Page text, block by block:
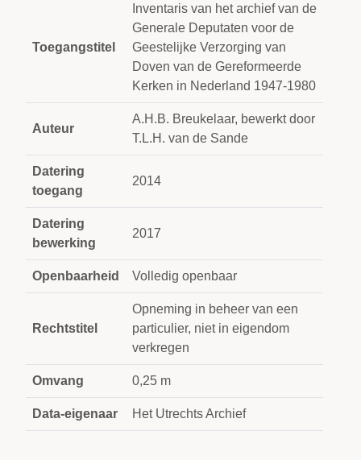
Toegangstitel
Inventaris van het archief van de
Generale Deputaten voor de
Geestelijke Verzorging van
Doven van de Gereformeerde
Kerken in Nederland 1947-1980
Auteur
A.H.B. Breukelaar, bewerkt door
T.L.H. van de Sande
Datering
toegang
2014
Datering
bewerking
2017
Openbaarheid Volledig openbaar
Rechtstitel
Opneming in beheer van een
particulier, niet in eigendom
verkregen
Omvang 0,25 m
Data-eigenaar Het Utrechts Archief